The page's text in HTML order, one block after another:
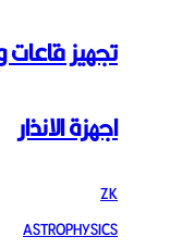
تجهيز قاعات
اجهزة الانذار
ZK
ASTROPHYSICS